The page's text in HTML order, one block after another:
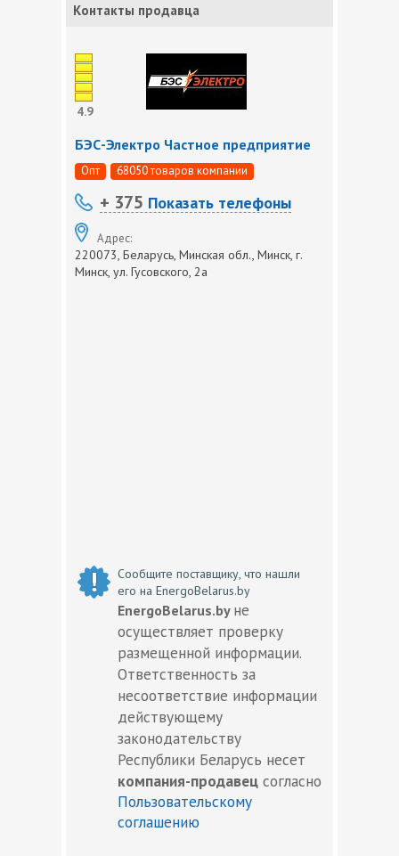
Контакты продавца
4.9
БЭС-Электро Частное предприятие
Опт 68050 товаров компании
+ 375 Показать телефоны
Адрес:
220073, Беларусь, Минская обл., Минск, г.
Минск, ул. Гусовского, 2а
Сообщите поставщику, что нашли
его на EnergoBelarus.by
EnergoBelarus.by не
осуществляет проверку
размещенной информации.
Ответственность за
несоответствие информации
действующему
законодательству
Республики Беларусь несет
компания-продавец согласно
Пользовательскому
соглашению